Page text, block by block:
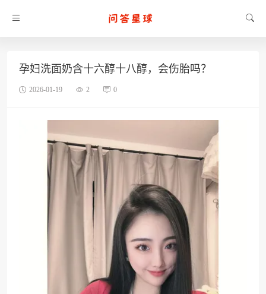
孕妇洗面奶含十六醇十八醇，会伤胎吗？
2026-01-19 2 0